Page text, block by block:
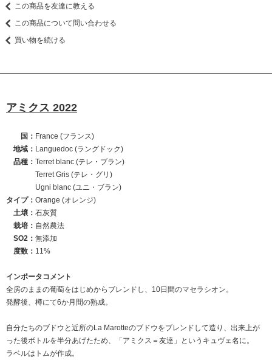
この商品を友達に教える
この商品について問い合わせる
買い物を続ける
アミクス 2022
国： France (フランス)
地域： Languedoc (ラングドック)
品種： Terret blanc (テレ・ブラン)
Terret Gris (テレ・グリ)
Ugni blanc (ユニ・ブラン)
タイプ： Orange (オレンジ)
土壌： 石灰質
栽培： 自然農法
SO2： 無添加
度数： 11%
インポータコメント
全房のままの葡萄をはじめからブレンドし、10日間のマセラシオン。
発酵後、樽にて6か月間の熟成。
自分たちのブドウと近所のLa Marotteのブドウをブレンドして造り、出来上が
った後ボトルを半分あげたため、「アミクス＝友達」というキュヴェ名に。
ラベルはトムが作成。